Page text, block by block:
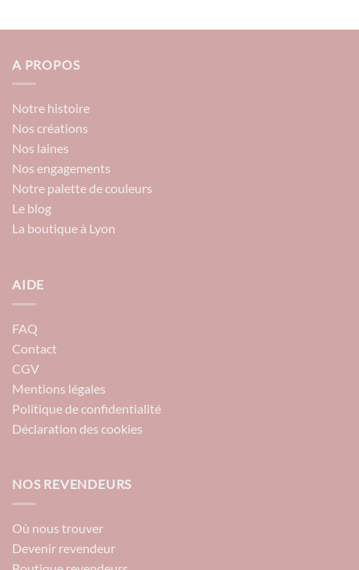
A PROPOS
Notre histoire
Nos créations
Nos laines
Nos engagements
Notre palette de couleurs
Le blog
La boutique à Lyon
AIDE
FAQ
Contact
CGV
Mentions légales
Politique de confidentialité
Déclaration des cookies
NOS REVENDEURS
Où nous trouver
Devenir revendeur